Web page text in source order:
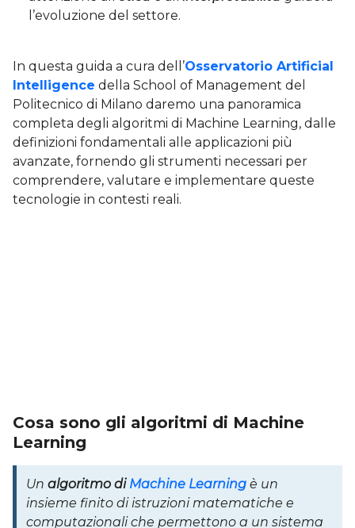
l’evoluzione del settore.
In questa guida a cura dell’Osservatorio Artificial
Intelligence della School of Management del
Politecnico di Milano daremo una panoramica
completa degli algoritmi di Machine Learning, dalle
definizioni fondamentali alle applicazioni più
avanzate, fornendo gli strumenti necessari per
comprendere, valutare e implementare queste
tecnologie in contesti reali.
Cosa sono gli algoritmi di Machine
Learning
Un algoritmo di Machine Learning è un
insieme finito di istruzioni matematiche e
computazionali che permettono a un sistema